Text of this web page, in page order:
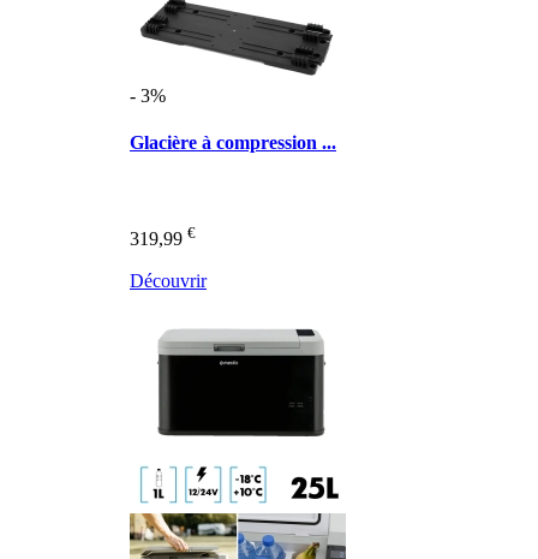
- 3%
Glacière à compression ...
319,99 €
Découvrir